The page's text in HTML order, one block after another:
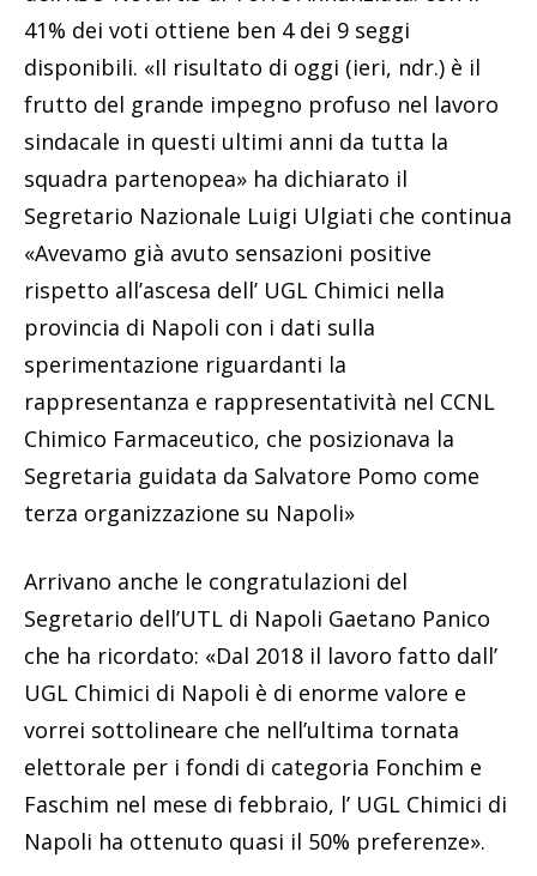
41% dei voti ottiene ben 4 dei 9 seggi
disponibili. «Il risultato di oggi (ieri, ndr.) è il
frutto del grande impegno profuso nel lavoro
sindacale in questi ultimi anni da tutta la
squadra partenopea» ha dichiarato il
Segretario Nazionale Luigi Ulgiati che continua
«Avevamo già avuto sensazioni positive
rispetto all’ascesa dell’ UGL Chimici nella
provincia di Napoli con i dati sulla
sperimentazione riguardanti la
rappresentanza e rappresentatività nel CCNL
Chimico Farmaceutico, che posizionava la
Segretaria guidata da Salvatore Pomo come
terza organizzazione su Napoli»
Arrivano anche le congratulazioni del
Segretario dell’UTL di Napoli Gaetano Panico
che ha ricordato: «Dal 2018 il lavoro fatto dall’
UGL Chimici di Napoli è di enorme valore e
vorrei sottolineare che nell’ultima tornata
elettorale per i fondi di categoria Fonchim e
Faschim nel mese di febbraio, l’ UGL Chimici di
Napoli ha ottenuto quasi il 50% preferenze».